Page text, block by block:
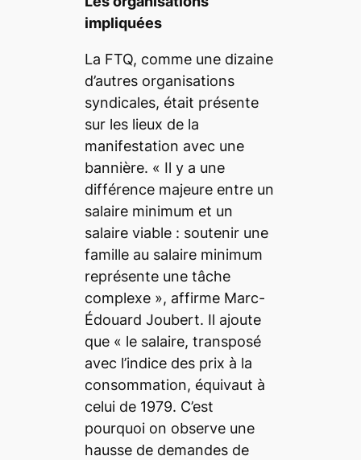
impliquées
La FTQ, comme une dizaine
d’autres organisations
syndicales, était présente
sur les lieux de la
manifestation avec une
bannière. « Il y a une
différence majeure entre un
salaire minimum et un
salaire viable : soutenir une
famille au salaire minimum
représente une tâche
complexe », affirme Marc-
Édouard Joubert. Il ajoute
que « le salaire, transposé
avec l’indice des prix à la
consommation, équivaut à
celui de 1979. C’est
pourquoi on observe une
hausse de demandes de